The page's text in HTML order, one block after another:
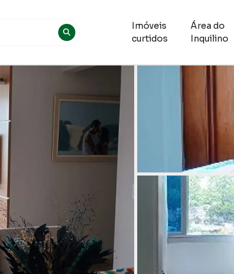
Imóveis
curtidos
Área do
Inquilino